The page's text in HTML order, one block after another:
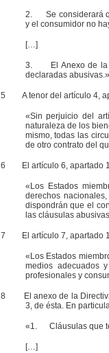
2. Se considerará
y el consumidor no
[…]
3. El Anexo de la
declaradas abusivas.»
5 A tenor del artículo 4,
«Sin perjuicio del
naturaleza de los
mismo, todas las
de otro contrato del
6 El artículo 6, apartado
«Los Estados
derechos
dispondrán que el
las cláusulas
7 El artículo 7, apartado
«Los Estados
medios adecuados
profesionales y
8El anexo de la Directiva
3, de ésta. En
«1. Cláusulas que
[…]